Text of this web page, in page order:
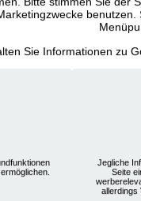
kg
mit Stirnwänden und
Sie Informationen zu
Jegliche
Seite
allerdings